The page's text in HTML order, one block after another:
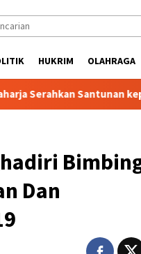
HUKRIM OLAHRAGA
Santunan kepada Ahli
Dan